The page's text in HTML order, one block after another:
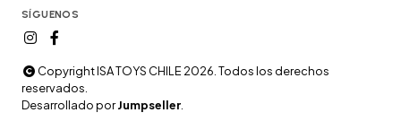
SÍGUENOS
Copyright ISA TOYS CHILE 2026. Todos los derechos
reservados.
Desarrollado porJumpseller.